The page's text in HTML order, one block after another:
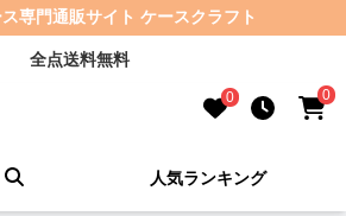
専門通販サイト ケースクラフト
全点送料無料
0 0
人気ランキング